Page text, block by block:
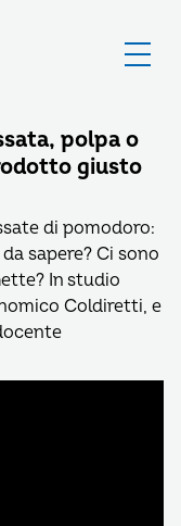
polpa o
giusto
di pomodoro:
sapere? Ci sono
In studio
Coldiretti, e